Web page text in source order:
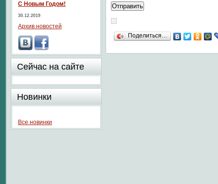
Поделиться…
С Новым Годом!
30.12.2019
Архив новостей
Сейчас на сайте
Новинки
Все новинки